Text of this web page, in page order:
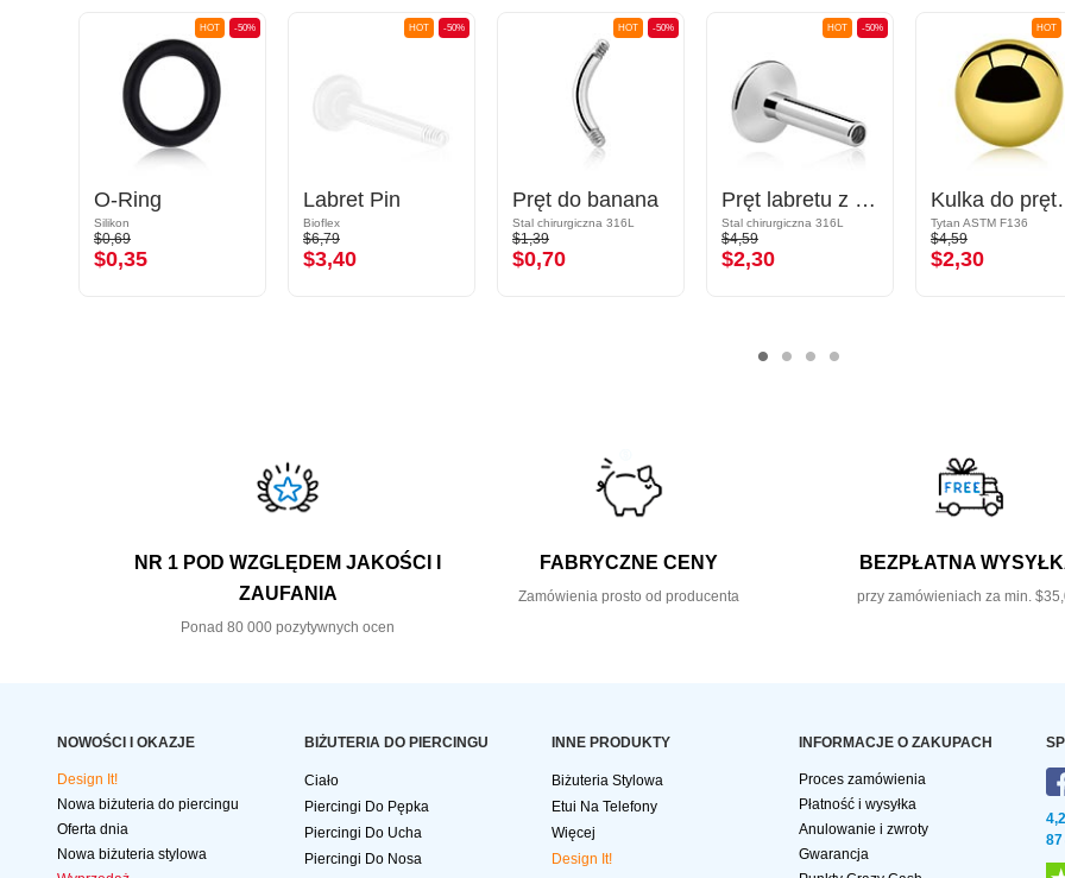
-50%
HOT
O-Ring
Silikon
$0,69
$0,35
-50%
HOT
Labret Pin
Bioflex
$6,79
$3,40
-50%
HOT
Pręt do banana
Stal chirurgiczna 316L
$1,39
$0,70
-50%
HOT
Pręt labretu z gwintem wewnętrznym (ze stali chirurgicznej, srebrny, błyszczące wykończenie)
Stal chirurgiczna 316L
$4,59
$2,30
HOT
Kulka do
Tytan ASTM F136
$4,59
$2,30
NR 1 POD WZGLĘDEM JAKOŚCI I
ZAUFANIA
Ponad 80 000 pozytywnych ocen
FABRYCZNE CENY
Zamówienia prosto od producenta
BEZPŁATNA
przy zamówieniach za min.
NOWOŚCI I OKAZJE
Design It!
Nowa biżuteria do piercingu
Oferta dnia
Nowa biżuteria stylowa
BIŻUTERIA DO PIERCINGU
Ciało
Piercingi Do Pępka
Piercingi Do Ucha
Piercingi Do Nosa
INNE PRODUKTY
Biżuteria Stylowa
Etui Na Telefony
Więcej
Design It!
INFORMACJE O ZAKUPACH
Proces zamówienia
Płatność i wysyłka
Anulowanie i zwroty
Gwarancja
87